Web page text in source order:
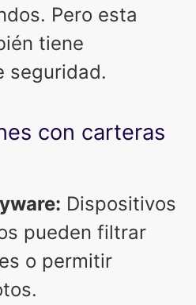
Pero esta
tiene
seguridad.
con carteras
Dispositivos
pueden filtrar
o permitir